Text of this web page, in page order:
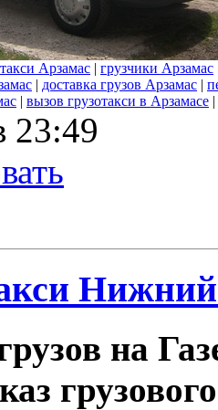
Арзамас | грузчики Арзамас
| доставка грузов Арзамас |
| вызов грузотакси в Арзамасе |
23:49
на